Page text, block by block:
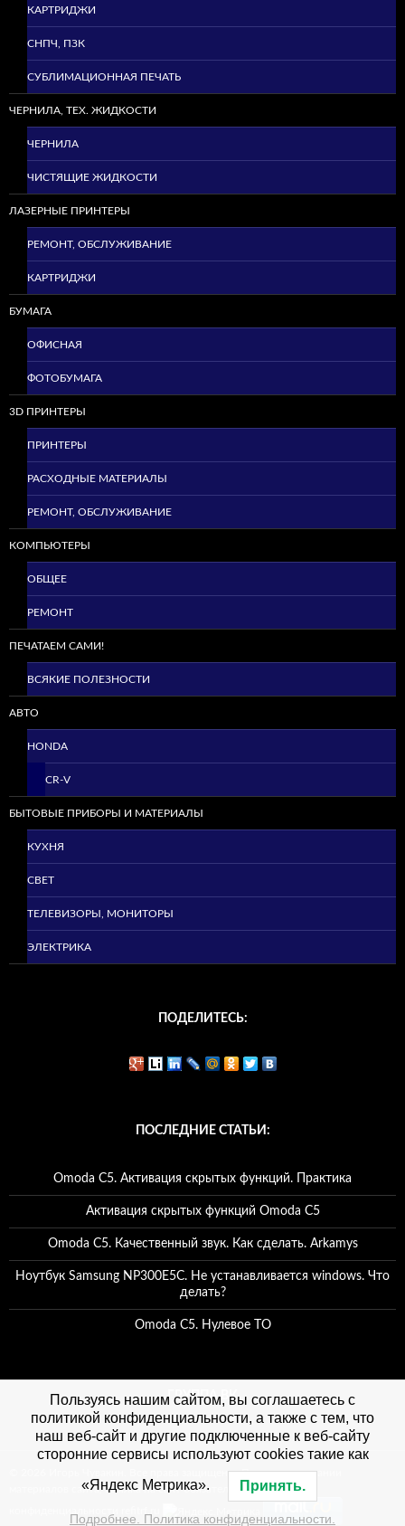
КАРТРИДЖИ
СНПЧ, ПЗК
СУБЛИМАЦИОННАЯ ПЕЧАТЬ
ЧЕРНИЛА, ТЕХ. ЖИДКОСТИ
ЧЕРНИЛА
ЧИСТЯЩИЕ ЖИДКОСТИ
ЛАЗЕРНЫЕ ПРИНТЕРЫ
РЕМОНТ, ОБСЛУЖИВАНИЕ
КАРТРИДЖИ
БУМАГА
ОФИСНАЯ
ФОТОБУМАГА
3D ПРИНТЕРЫ
ПРИНТЕРЫ
РАСХОДНЫЕ МАТЕРИАЛЫ
РЕМОНТ, ОБСЛУЖИВАНИЕ
КОМПЬЮТЕРЫ
ОБЩЕЕ
РЕМОНТ
ПЕЧАТАЕМ САМИ!
ВСЯКИЕ ПОЛЕЗНОСТИ
АВТО
HONDA
CR-V
БЫТОВЫЕ ПРИБОРЫ И МАТЕРИАЛЫ
КУХНЯ
СВЕТ
ТЕЛЕВИЗОРЫ, МОНИТОРЫ
ЭЛЕКТРИКА
ПОДЕЛИТЕСЬ:
ПОСЛЕДНИЕ СТАТЬИ:
Omoda C5. Активация скрытых функций. Практика
Активация скрытых функций Omoda C5
Omoda C5. Качественный звук. Как сделать. Arkamys
Ноутбук Samsung NP300E5C. Не устанавливается windows. Что
делать?
Omoda C5. Нулевое ТО
ГРУППА ВК
© 2026 Игорь Чувакин. Все права защищены. При использовании
материалов сайта, ссылка на сайт обязательна. Политика
Пользуясь нашим сайтом, вы соглашаетесь с
политикой конфиденциальности, а также с тем, что
наш веб-сайт и другие подключенные к веб-сайту
сторонние сервисы используют cookies такие как
«Яндекс Метрика». Принять.
Подробнее. Политика конфиденциальности.